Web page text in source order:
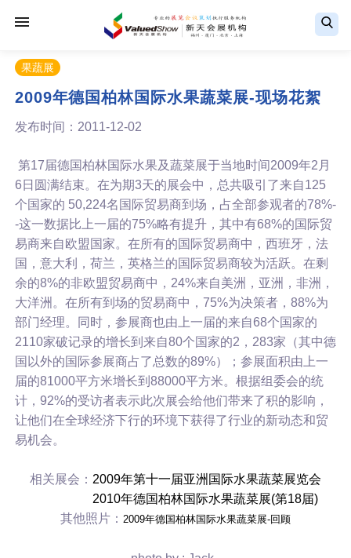
果蔬展
2009年德国柏林国际水果蔬菜展-现场花絮
发布时间：2011-12-02
第17届德国柏林国际水果及蔬菜展于当地时间2009年2月
6日圆满结束。在为期3天的展会中，总共吸引了来自125
个国家的 50,224名国际贸易商到场，占全部参观者的78%-
-这一数据比上一届的75%略有提升，其中有68%的国际贸
易商来自欧盟国家。在所有的国际贸易商中，西班牙，法
国，意大利，荷兰，英格兰的国际贸易商较为活跃。在剩
余的8%的非欧盟贸易商中，24%来自美洲，亚洲，非洲，
大洋洲。在所有到场的贸易商中，75%为决策者，88%为
部门经理。同时，参展商也由上一届的来自68个国家的
2110家破记录的增长到来自80个国家的2，283家（其中德
国以外的国际参展商占了总数的89%）；参展面积由上一
届的81000平方米增长到88000平方米。根据组委会的统
计，92%的受访者表示此次展会给他们带来了积的影响，
让他们在全球经济下行的环境下获得了行业的新动态和贸
易机会。
相关展会： 2009年第十一届亚洲国际水果蔬菜展览会
2010年德国柏林国际水果蔬菜展(第18届)
其他照片： 2009年德国柏林国际水果蔬菜展-回顾